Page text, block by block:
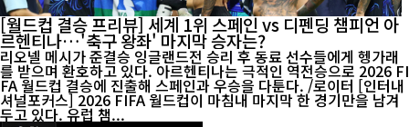
[월드컵 결승 프리뷰] 세계 1위 스페인 vs 디펜딩 챔피언 아
르헨티나…'축구 왕좌' 마지막 승자는?
리오넬 메시가 준결승 잉글랜드전 승리 후 동료 선수들에게 헹가래
를 받으며 환호하고 있다. 아르헨티나는 극적인 역전승으로 2026 FI
FA 월드컵 결승에 진출해 스페인과 우승을 다툰다. /로이터 [인터내
셔널포커스] 2026 FIFA 월드컵이 마침내 마지막 한 경기만을 남겨
두고 있다. 유럽 챔...